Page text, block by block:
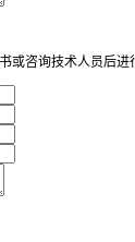
或咨询技术人员后进